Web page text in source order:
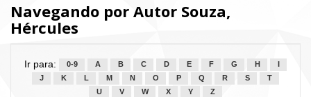
Navegando por Autor Souza,
Hércules
Ir para: 0-9 A B C D E F G H
J
K L M N O P Q R S
T
U
V W X Y Z